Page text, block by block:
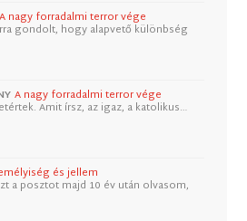
A nagy forradalmi terror vége
gondolt, hogy alapvető különbség
A nagy forradalmi terror vége
Amit írsz, az igaz, a katolikus…
és jellem
a posztot majd 10 év után olvasom,